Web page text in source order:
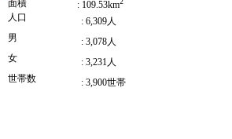
面積 : 109.53km
人口
: 6,309人
男
: 3,078人
女
: 3,231人
世帯数
: 3,900世帯